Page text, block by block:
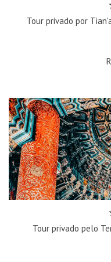
Tour privado por
Tour privado pelo